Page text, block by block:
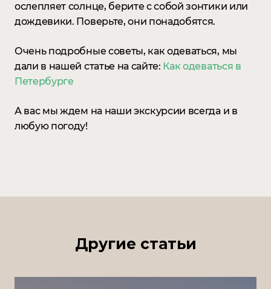
ослепляет солнце, берите с собой зонтики или
дождевики. Поверьте, они понадобятся.
Очень подробные советы, как одеваться, мы
дали в нашей статье на сайте: Как одеваться в
Петербурге
А вас мы ждем на наши экскурсии всегда и в
любую погоду!
Другие статьи